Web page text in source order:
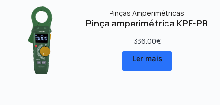
Pinças Amperimétricas
Pinça amperimétrica KPF-PB
336.00€
Ler mais